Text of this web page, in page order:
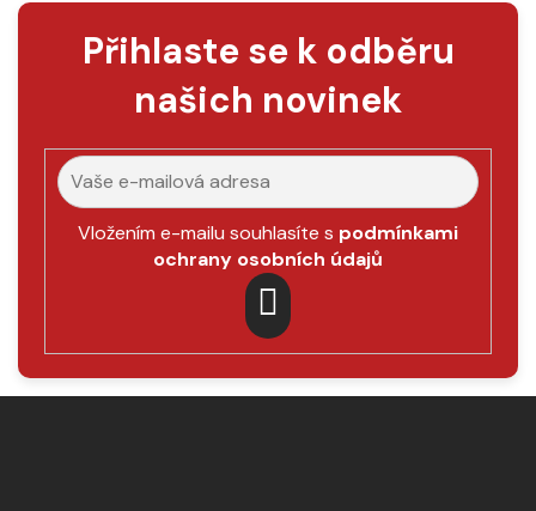
Přihlaste se k odběru
našich novinek
Vložením e-mailu souhlasíte s podmínkami
ochrany osobních údajů
PŘIHLÁSIT
SE